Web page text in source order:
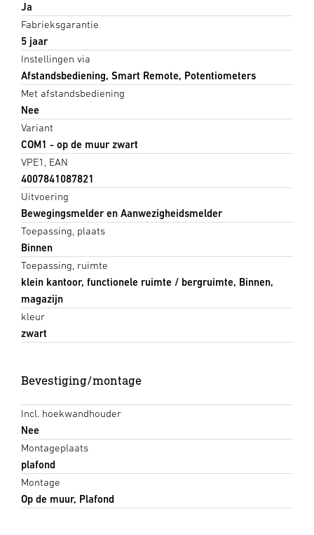
Ja
Fabrieksgarantie
5 jaar
Instellingen via
Afstandsbediening, Smart Remote, Potentiometers
Met afstandsbediening
Nee
Variant
COM1 - op de muur zwart
VPE1, EAN
4007841087821
Uitvoering
Bewegingsmelder en Aanwezigheidsmelder
Toepassing, plaats
Binnen
Toepassing, ruimte
klein kantoor, functionele ruimte / bergruimte, Binnen,
magazijn
kleur
zwart
Bevestiging/montage
Incl. hoekwandhouder
Nee
Montageplaats
plafond
Montage
Op de muur, Plafond